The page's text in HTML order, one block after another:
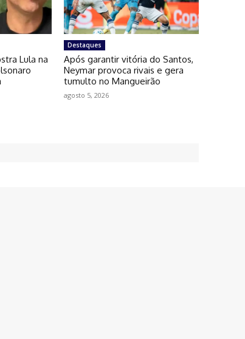
Lula na
Destaques
Após garantir vitória do Santos,
Neymar provoca rivais e gera
tumulto no Mangueirão
agosto 5, 2026